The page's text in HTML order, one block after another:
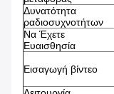
Δυνατότητα
ραδιοσυχνοτήτων
Να Έχετε
Ευαισθησία
Εισαγωγή βίντεο